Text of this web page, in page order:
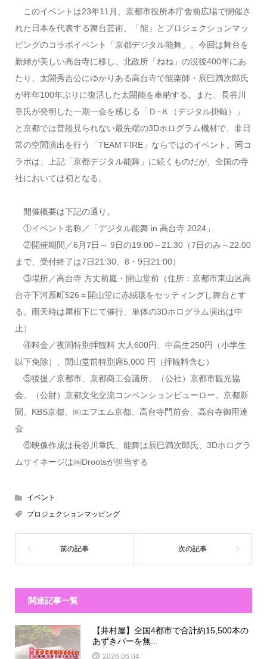
このイベントは23年11月、京都市役所本庁舎前広場で開催さ
れた日本を代表する舞台芸術、「能」とプロジェクションマッ
ピングのコラボイベント「京都デジタル能舞」。今回は舞台を
新緑が美しい高台寺に移し、北政所「ねね」の没後400年にあ
たり、太閤秀吉公にゆかりある高台寺で能楽師・辰巳満次郎氏
が昨年100年ぶりに復活した太閤能を奉納する。また、長谷川
章氏が発明した一期一会を感じる「ＤｰＫ（デジタル掛軸）」
と京都では普段見られない最先端の3Dホログラム機材で、非日
常の空間演出を行う「TEAM FIRE」ならではのイベント。同コ
ラボは、上記「京都デジタル能舞」に続くものだが、全国の寺
社においては初となる。
開催概要は下記の通り。
①イベント名称／「デジタル能舞 in 高台寺 2024」
②開催期間／6月7日～ 9日の19:00～21:30（7日のみ～22:00
まで、受付終了は7日21:30、8・9日21:00）
③場所／高台寺 方丈前庭・開山堂前（住所：京都市東山区高
台寺下河原町526＝開山堂に赤絨毯をセッティングし舞台とす
る。雨天時は屋根下にて催行、単体の3Dホログラム演出は中
止）
④料金／夜間特別拝観料 大人600円、中高生250円（小学生
以下免除）、
開山堂前特別席5,000 円（拝観料含む）
⑤後援／京都市、京都商工会議所、（公社）京都市観光協
会、（公財）京都文化交流コンベンションビューロー、京都新
聞、KBS京都、㈱エフエム京都、高台寺門前会、高台寺御用達
会
⑥映像作成は長谷川章氏、能舞は辰巳満次郎氏、3Dホログラ
ムサイネージは㈱Drootsが担当する
イベント
プロジェクションマッピング
関連記事一覧
【井村屋】全国4都市で合計約15,500本の
あずきバーを無...
2026.06.04